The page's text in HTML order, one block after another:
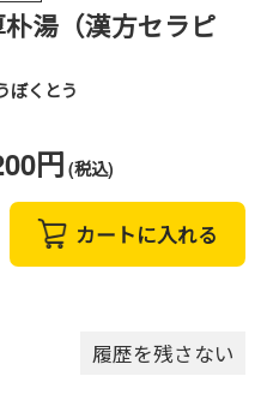
湯（漢方セラピ
ぼくとう
円(税込)
カートに入れる
履歴を残さない